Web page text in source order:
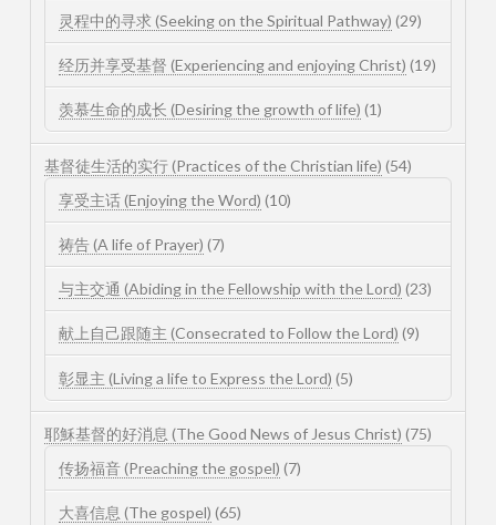
灵程中的寻求 (Seeking on the Spiritual Pathway) (29)
经历并享受基督 (Experiencing and enjoying Christ) (19)
羡慕生命的成长 (Desiring the growth of life) (1)
基督徒生活的实行 (Practices of the Christian life) (54)
享受主话 (Enjoying the Word) (10)
祷告 (A life of Prayer) (7)
与主交通 (Abiding in the Fellowship with the Lord) (23)
献上自己跟随主 (Consecrated to Follow the Lord) (9)
彰显主 (Living a life to Express the Lord) (5)
耶穌基督的好消息 (The Good News of Jesus Christ) (75)
传扬福音 (Preaching the gospel) (7)
大喜信息 (The gospel) (65)